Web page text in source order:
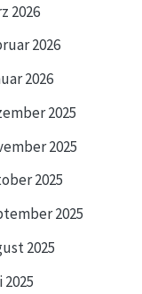
2026
2026
2026
2025
2025
2025
2025
2025